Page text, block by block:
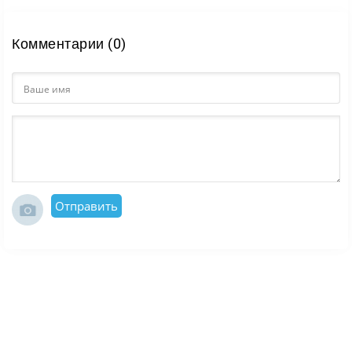
Комментарии (0)
Отправить